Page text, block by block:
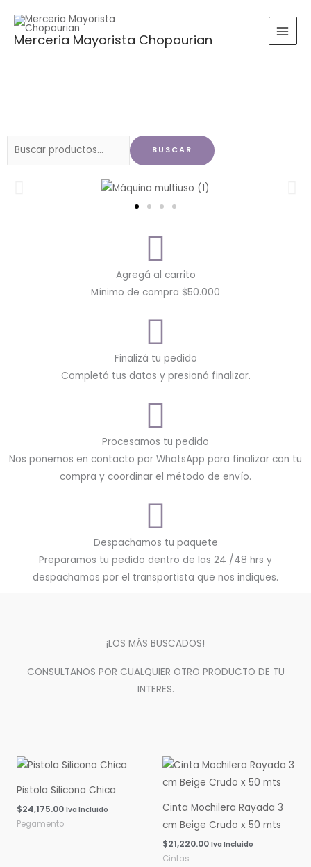
contenido
Merceria Mayorista Chopourian
Buscar
BUSCAR
Agregá al carrito
Mínimo de compra $50.000
Finalizá tu pedido
Completá tus datos y presioná finalizar.
Procesamos tu pedido
Nos ponemos en contacto por WhatsApp para finalizar con tu
compra y coordinar el método de envío.
Despachamos tu paquete
Preparamos tu pedido dentro de las 24 /48 hrs y
despachamos por el transportista que nos indiques.
¡LOS MÁS BUSCADOS!
CONSULTANOS POR CUALQUIER OTRO PRODUCTO DE TU
INTERES.
Pistola Silicona Chica
$24,175.00 Iva Incluido
Pegamento
Cinta Mochilera Rayada 3
cm Beige Crudo x 50 mts
$21,220.00 Iva Incluido
Cintas